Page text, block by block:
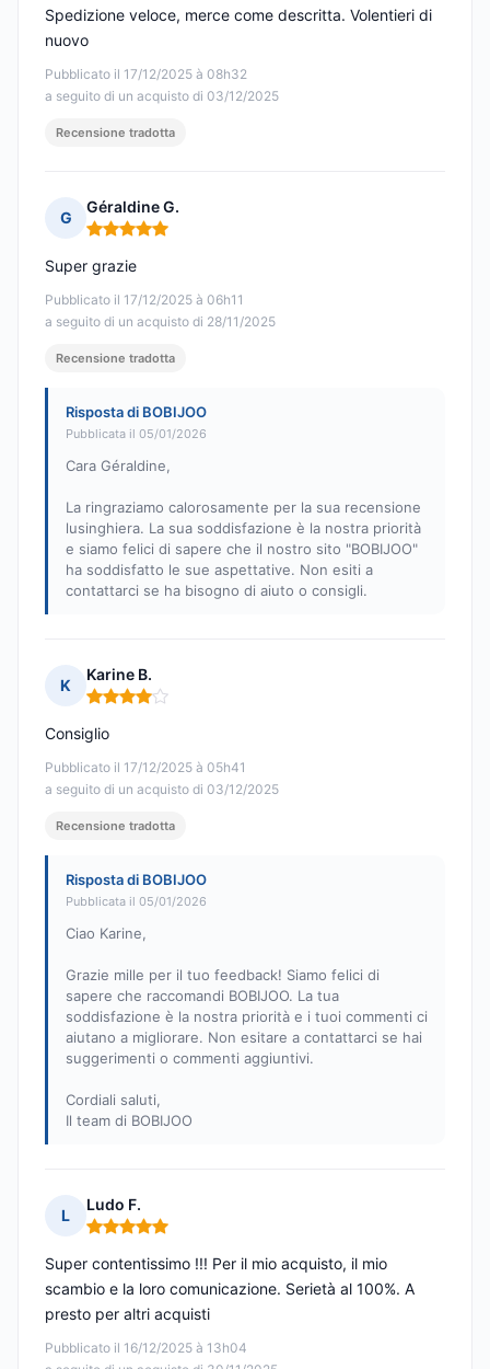
Pubblicato il 17/12/2025 à 08h32
a seguito di un acquisto di 03/12/2025
Spedizione veloce, merce come descritta. Volentieri di
nuovo
Recensione tradotta
G
Géraldine G.
Nota: 5 su 5
Pubblicato il 17/12/2025 à 06h11
a seguito di un acquisto di 28/11/2025
Super grazie
Recensione tradotta
Risposta di BOBIJOO
Pubblicata il 05/01/2026
Cara Géraldine,
La ringraziamo calorosamente per la sua recensione
lusinghiera. La sua soddisfazione è la nostra priorità
e siamo felici di sapere che il nostro sito "BOBIJOO"
ha soddisfatto le sue aspettative. Non esiti a
contattarci se ha bisogno di aiuto o consigli.
K
Karine B.
Nota: 4 su 5
Pubblicato il 17/12/2025 à 05h41
a seguito di un acquisto di 03/12/2025
Consiglio
Recensione tradotta
Risposta di BOBIJOO
Pubblicata il 05/01/2026
Ciao Karine,
Grazie mille per il tuo feedback! Siamo felici di
sapere che raccomandi BOBIJOO. La tua
soddisfazione è la nostra priorità e i tuoi commenti ci
aiutano a migliorare. Non esitare a contattarci se hai
suggerimenti o commenti aggiuntivi.
Cordiali saluti,
Il team di BOBIJOO
L
Ludo F.
Nota: 5 su 5
Pubblicato il 16/12/2025 à 13h04
Super contentissimo !!! Per il mio acquisto, il mio
scambio e la loro comunicazione. Serietà al 100%. A
presto per altri acquisti